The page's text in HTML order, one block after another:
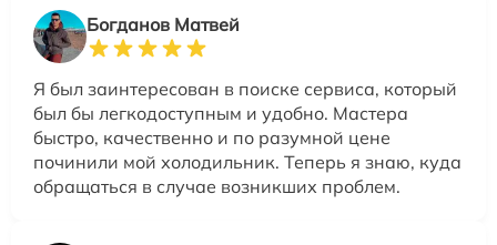
Богданов Матвей
Я был заинтересован в поиске сервиса, который
был бы легкодоступным и удобно. Мастера
быстро, качественно и по разумной цене
починили мой холодильник. Теперь я знаю, куда
обращаться в случае возникших проблем.